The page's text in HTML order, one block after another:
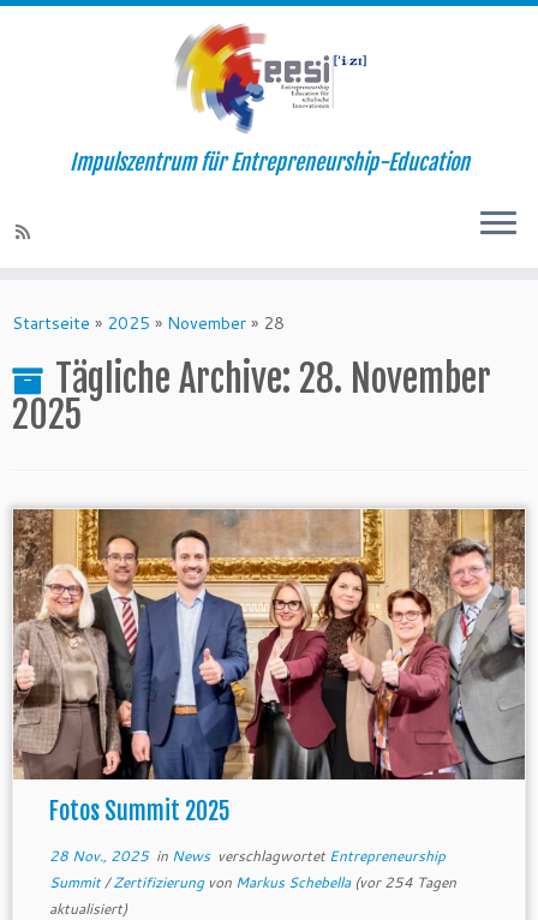
Impulszentrum für Entrepreneurship-Education
Startseite » 2025 » November » 28
Tägliche Archive: 28. November
2025
Fotos Summit 2025
28 Nov., 2025in News verschlagwortetEntrepreneurship
Summit/Zertifizierung von Markus Schebella(vor 254 Tagen
aktualisiert)